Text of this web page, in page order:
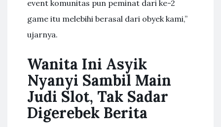
event komunitas pun peminat dari ke-2
game itu melebihi berasal dari obyek kami,”
ujarnya.
Wanita Ini Asyik
Nyanyi Sambil Main
Judi Slot, Tak Sadar
Digerebek Berita